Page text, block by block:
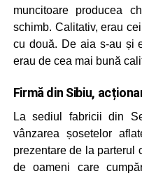
muncitoare producea
schimb. Calitativ, erau
cu două. De aia s-au și
erau de cea mai bună
Firmă din Sibiu,
La sediul fabricii din
vânzarea șosetelor
prezentare de la parterul
de oameni care